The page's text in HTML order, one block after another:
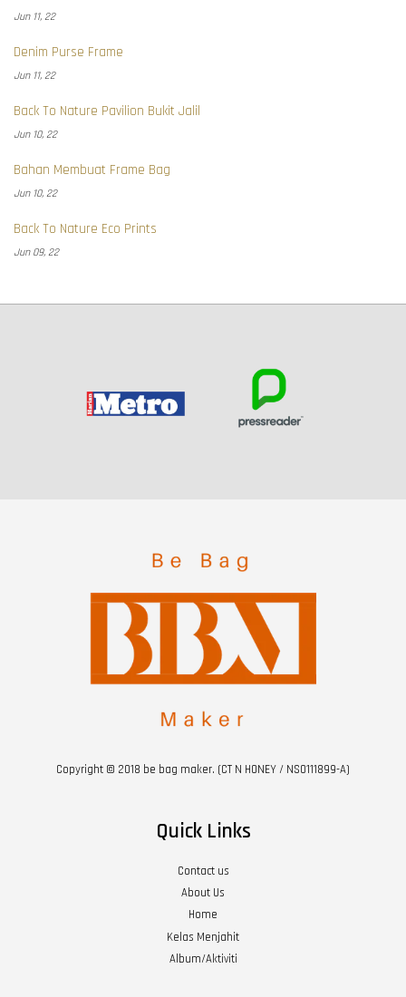
Jun 11, 22
Denim Purse Frame
Jun 11, 22
Back To Nature Pavilion Bukit Jalil
Jun 10, 22
Bahan Membuat Frame Bag
Jun 10, 22
Back To Nature Eco Prints
Jun 09, 22
Copyright © 2018 be bag maker. (CT N HONEY / NS0111899-A)
Quick Links
Contact us
About Us
Home
Kelas Menjahit
Album/Aktiviti